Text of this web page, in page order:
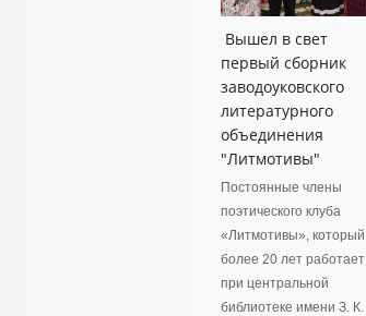
Вышел в свет
первый сборник
заводоуковского
литературного
объединения
"Литмотивы"
Постоянные члены
поэтического клуба
«Литмотивы», который
более 20 лет работает
при центральной
библиотеке имени З. К.